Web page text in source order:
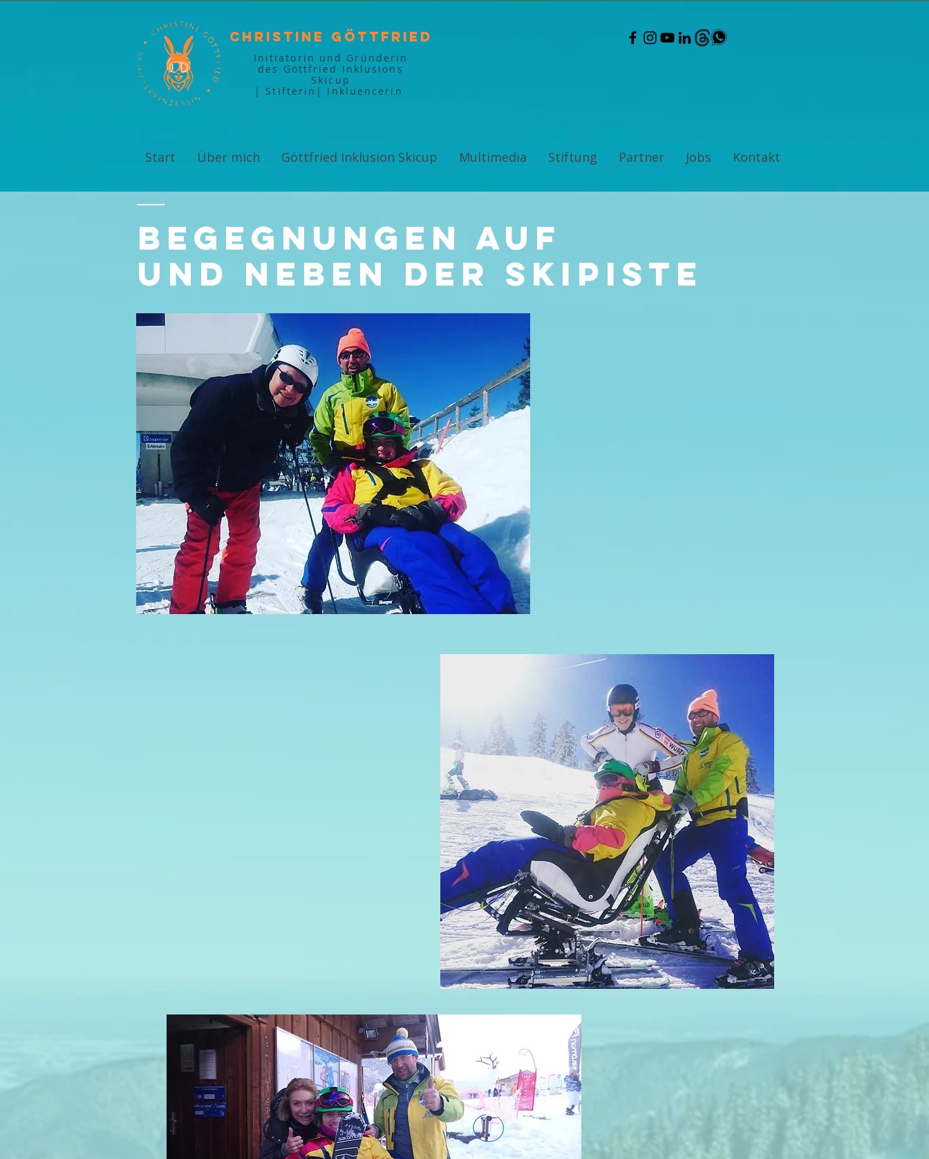
Christine Göttfried
Initiatorin und Gründerin
des Göttfried Inklusions
Skicup
| Stifterin| Inkluencerin
Start Über mich Göttfried Inklusion Skicup Multimedia Stiftung Partner Jobs Kontakt
Begegnungen auf
und neben der Skipiste